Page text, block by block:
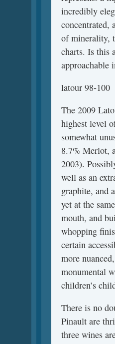
incredibly
concentrated,
of minerality,
charts. Is this
approachable
latour 98-100
The 2009
highest level
somewhat
8.7% Merlot,
2003).
well as an
graphite, and
yet at the
mouth, and
whopping
certain
more
monumental
children’s
There is no
Pinault are
three wines